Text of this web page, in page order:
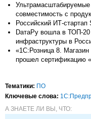
совместимость с
Российский ИТ-
DатаРу вошла в ТОП-
инфраструктуры в
«1С:Розница 8. Магазин
прошел сертификацию
Тематики: ПО
Ключевые слова:
А ЗНАЕТЕ ЛИ ВЫ, ЧТО: